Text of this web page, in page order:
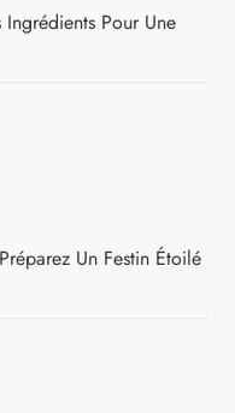
Pour Une
Un Festin Étoilé